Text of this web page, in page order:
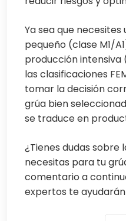
Ya sea que
pequeño (clase M1/
producción
las clasificaciones
tomar la decisión
grúa bien
se traduce en
¿Tienes dudas sobre
necesitas para tu
comentario a
expertos te